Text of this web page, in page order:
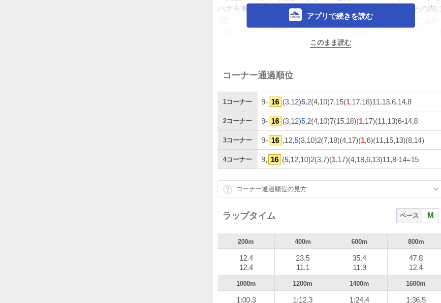
アプリで続きを読む
このまま読む
ハナを奪い、16番メイショウタバルは2番手に控える。その内
3番シュガークン、後ろに5番クロワデュノールが続く形で最初
3-4馬身。2番手にメイショウタバル、1馬身差でシュガークンと
番ミクニインスパイア。
1馬身差で7番ファミリータイム、1馬身差で15番マイユニバ
ースと18番ミステリーウェイ、さらに1馬身半差で1番ダノンデ
サイルと17番レガレイラが続く。1馬身半差で6番ビザンチンド
リーム、直後に13番シェイクユアハート、その後ろに11番シン
エンペラーが続き、さらに1馬身後ろの8番タガノデュードと14
番スティンガーグラスが最後方となった。1000mの通過タイム
ーへ。メイショウタバルがじわじわと差を詰め、その後ろにク
ロワデュノールが続く形で最後の直線を迎える。
直線に入って、メイショウタバルが逃げるコスモキュランダ
を捕らえにかかり、2頭の外からはクロワデュノールが脚を伸
してきた。クロワデュノールと後ろの差は開いているが、ダノ
ンデサイルが4番手に上がって追い上げてきている。
残り200mを切ってメイショウタバルが抜け出す。クロワデュ
ノールもコスモキュランダを交わして、さらにメイショウタバ
コーナー通過順位
1コーナー 9- 16 (3,12)5,2(4,10)7,15(1,17,18)11,13,6,14,8
2コーナー 9- 16 (3,12)5,2(4,10)7(15,18)(1,17)(11,13)6-14,8
3コーナー 9- 16 ,12,5(3,10)2(7,18)(4,17)(1,6)(11,15,13)(8,14)
4コーナー 9, 16 (5,12,10)2(3,7)(1,17)(4,18,6,13)11,8-14=15
コーナー通過順位の見方
ラップタイム ペース M
200m 400m 600m 800m
12.4
12.4
23.5
11.1
35.4
11.9
47.8
12.4
1000m 1200m 1400m 1600m
1:00.3
1:12.3
1:24.4
1:36.5